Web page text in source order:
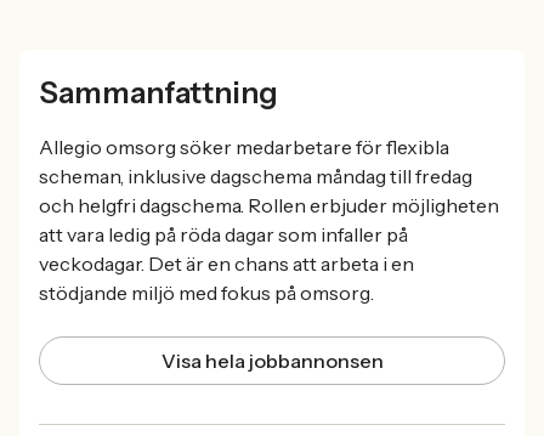
Sammanfattning
Allegio omsorg söker medarbetare för flexibla
scheman, inklusive dagschema måndag till fredag
och helgfri dagschema. Rollen erbjuder möjligheten
att vara ledig på röda dagar som infaller på
veckodagar. Det är en chans att arbeta i en
stödjande miljö med fokus på omsorg.
Visa hela jobbannonsen